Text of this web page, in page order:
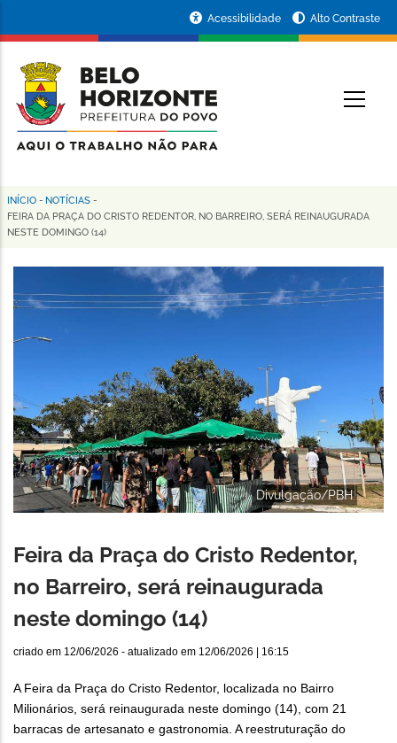
conteúdo
principal
da
Prefeitura
de
Horizonte
Acessibilidade Alto Contraste
Trilha
de
navegação
INÍCIO - NOTÍCIAS -
FEIRA DA PRAÇA DO CRISTO REDENTOR, NO BARREIRO, SERÁ REINAUGURADA
NESTE DOMINGO (14)
Divulgação/PBH
Feira da Praça do Cristo Redentor,
no Barreiro, será reinaugurada
neste domingo (14)
criado em 12/06/2026 - atualizado em 12/06/2026 | 16:15
A Feira da Praça do Cristo Redentor, localizada no Bairro
Milionários, será reinaugurada neste domingo (14), com 21
barracas de artesanato e gastronomia. A reestruturação do